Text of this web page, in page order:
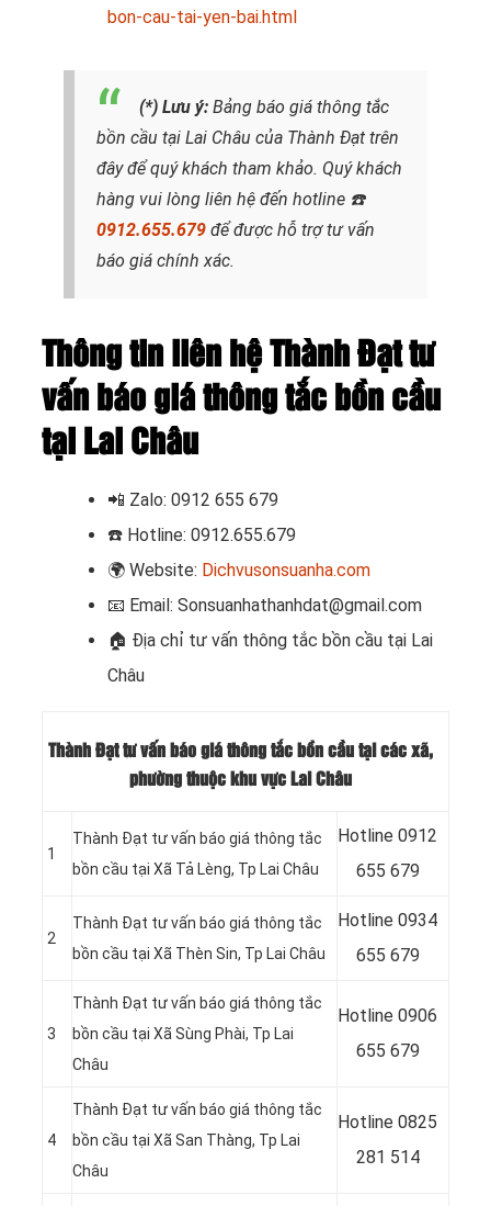
bon-cau-tai-yen-bai.html
(*) Lưu ý: Bảng báo giá thông tắc
bồn cầu tại Lai Châu của Thành Đạt trên
đây để quý khách tham khảo. Quý khách
hàng vui lòng liên hệ đến hotline ☎️
0912.655.679 để được hỗ trợ tư vấn
báo giá chính xác.
Thông tin liên hệ Thành Đạt tư
vấn báo giá thông tắc bồn cầu
tại Lai Châu
📲 Zalo: 0912 655 679
☎️ Hotline: 0912.655.679
🌍 Website: Dichvusonsuanha.com
📧 Email: Sonsuanhathanhdat@gmail.com
🏠 Địa chỉ tư vấn thông tắc bồn cầu tại Lai
Châu
Thành Đạt tư vấn báo giá thông tắc bồn cầu tại các xã,
phường thuộc khu vực Lai Châu
1
Thành Đạt tư vấn báo giá thông tắc
bồn cầu tại Xã Tả Lèng, Tp Lai Châu
Hotline 0912
655 679
2
Thành Đạt tư vấn báo giá thông tắc
bồn cầu tại Xã Thèn Sin, Tp Lai Châu
Hotline 0934
655 679
3
Thành Đạt tư vấn báo giá thông tắc
bồn cầu tại Xã Sùng Phài, Tp Lai
Châu
Hotline 0906
655 679
4
Thành Đạt tư vấn báo giá thông tắc
bồn cầu tại Xã San Thàng, Tp Lai
Châu
Hotline 0825
281 514